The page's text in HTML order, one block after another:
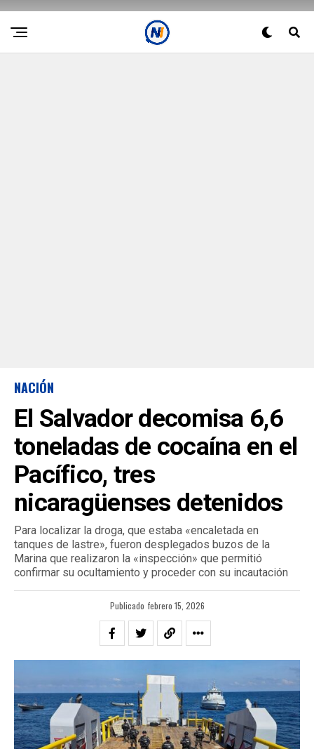
NACIÓN
El Salvador decomisa 6,6
toneladas de cocaína en el
Pacífico, tres
nicaragüenses detenidos
Para localizar la droga, que estaba «encaletada en
tanques de lastre», fueron desplegados buzos de la
Marina que realizaron la «inspección» que permitió
confirmar su ocultamiento y proceder con su incautación
Publicado febrero 15, 2026